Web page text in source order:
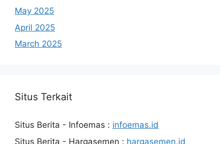
May 2025
April 2025
March 2025
Situs Terkait
Situs Berita - Infoemas : infoemas.id
Situs Berita - Hargasemen : hargasemen.id